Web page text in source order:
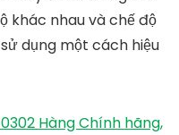
khác nhau và chế độ
dụng một cách hiệu
Hàng Chính hãng,